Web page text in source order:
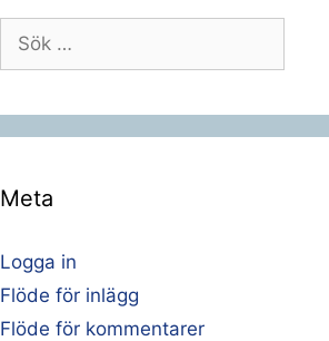
Sök
efter:
Meta
Logga in
Flöde för inlägg
Flöde för kommentarer